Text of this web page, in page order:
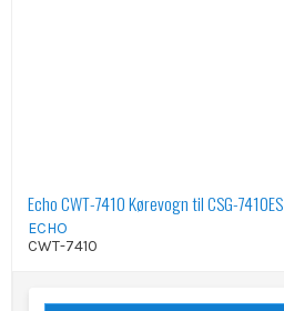
Echo CWT-7410 Kørevogn til CSG-7410ES
ECHO
CWT-7410